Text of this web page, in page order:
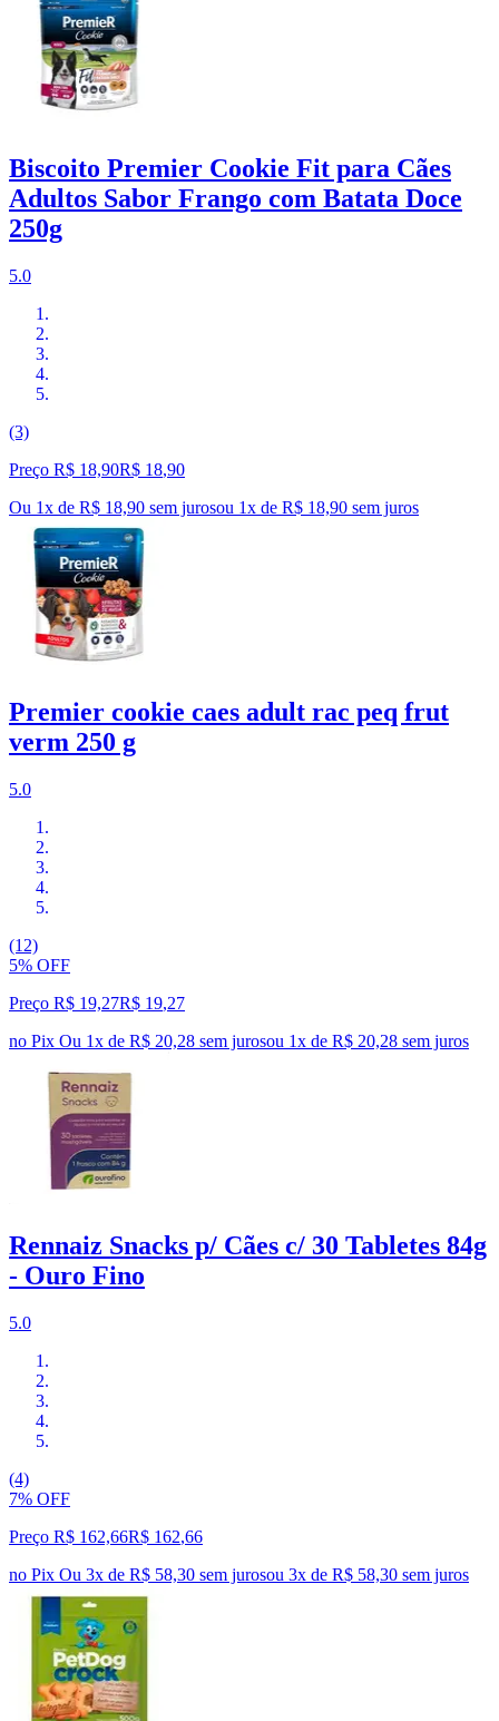
Biscoito Premier Cookie Fit para Cães
Adultos Sabor Frango com Batata Doce
250g
5.0
(3)
Preço R$ 18,90R$ 18,90
Ou 1x de R$ 18,90 sem jurosou 1x de R$ 18,90 sem juros
Premier cookie caes adult rac peq frut
verm 250 g
5.0
(12)
5% OFF
Preço R$ 19,27R$ 19,27
no Pix Ou 1x de R$ 20,28 sem jurosou 1x de R$ 20,28 sem juros
Rennaiz Snacks p/ Cães c/ 30 Tabletes 84g
- Ouro Fino
5.0
(4)
7% OFF
Preço R$ 162,66R$ 162,66
no Pix Ou 3x de R$ 58,30 sem jurosou 3x de R$ 58,30 sem juros